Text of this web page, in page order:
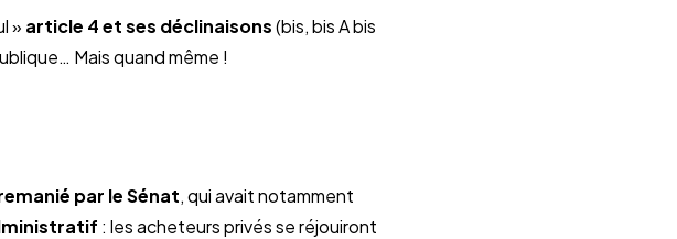
» article 4 et ses déclinaisons(bis, bis A bis
Mais quand même !
par le Sénat, qui avait notamment
: les acheteurs privés se réjouiront